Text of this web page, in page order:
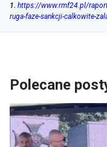
1. https://www.rmf24.pl/
ruga-faze-sankcji-calkowite-
Polecane